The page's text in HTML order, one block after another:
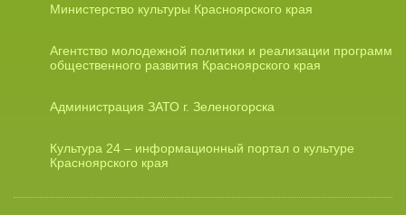
Министерство культуры Красноярского края
Агентство молодежной политики и реализации программ
общественного развития Красноярского края
Администрация ЗАТО г. Зеленогорска
Культура 24 – информационный портал о культуре
Красноярского края